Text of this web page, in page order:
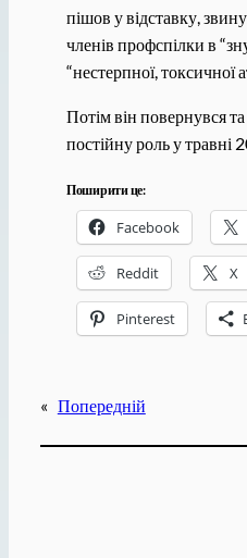
пішов у відставку,
членів профспілки в
“нестерпної, токсичної
Потім він повернувся
постійну роль у травні
Поширити це:
Facebook
Reddit X
Pinterest
« Попередній